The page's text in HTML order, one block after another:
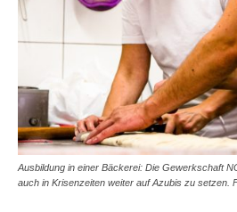
Ausbildung in einer Bäckerei: Die Gewerkschaft
auch in Krisenzeiten weiter auf Azubis zu setzen.